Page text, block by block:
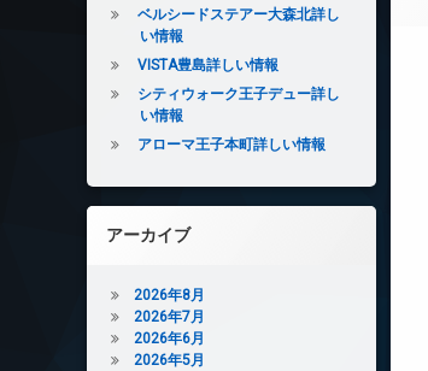
ベルシードステアー大森北詳し
い情報
VISTA豊島詳しい情報
シティウォーク王子デュー詳し
い情報
アローマ王子本町詳しい情報
アーカイブ
2026年8月
2026年7月
2026年6月
2026年5月